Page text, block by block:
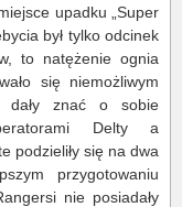
upadku „Super
był tylko odcinek
to natężenie ognia
się niemożliwym
dały znać o sobie
Delty a
podzieliły się na dwa
przygotowaniu
nie posiadały